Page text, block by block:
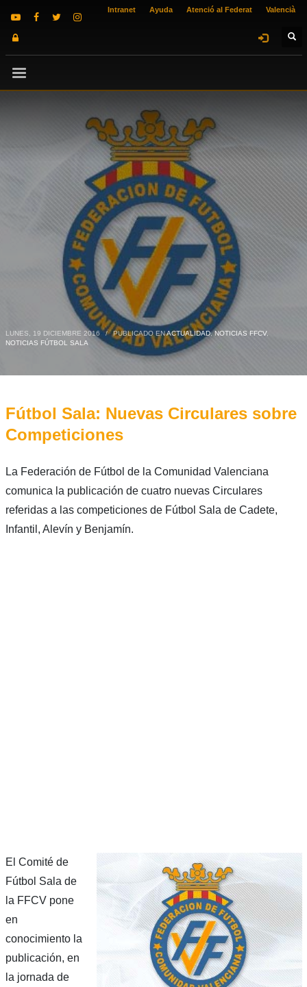
Intranet Ayuda Atenció al Federat Valencià
LUNES, 19 DICIEMBRE 2016 / PUBLICADO ENACTUALIDAD,NOTICIAS FFCV,
NOTICIAS FÚTBOL SALA
Fútbol Sala: Nuevas Circulares sobre
Competiciones
La Federación de Fútbol de la Comunidad Valenciana
comunica la publicación de cuatro nuevas Circulares
referidas a las competiciones de Fútbol Sala de Cadete,
Infantil, Alevín y Benjamín.
El Comité de
Fútbol Sala de
la FFCV pone
en
conocimiento la
publicación, en
la jornada de